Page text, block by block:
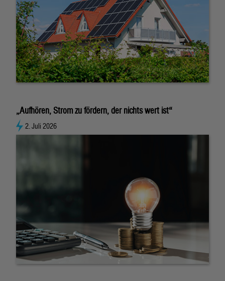
„Aufhören, Strom zu fördern, der nichts wert ist“
2. Juli 2026